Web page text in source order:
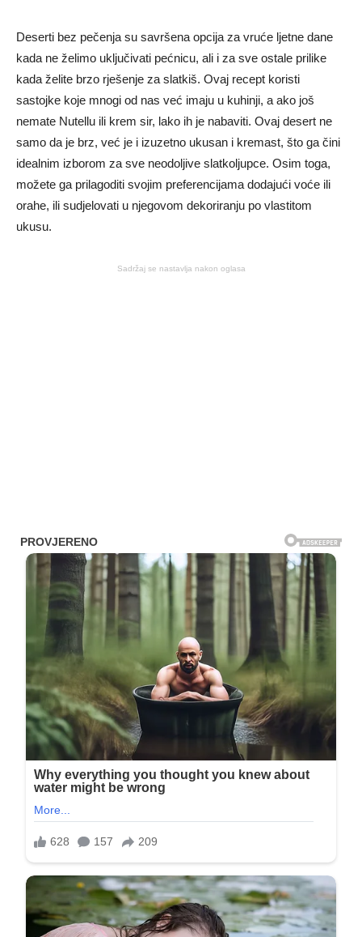
Deserti bez pečenja su savršena opcija za vruće ljetne dane
kada ne želimo uključivati pećnicu, ali i za sve ostale prilike
kada želite brzo rješenje za slatkiš. Ovaj recept koristi
sastojke koje mnogi od nas već imaju u kuhinji, a ako još
nemate Nutellu ili krem sir, lako ih je nabaviti. Ovaj desert ne
samo da je brz, već je i izuzetno ukusan i kremast, što ga čini
idealnim izborom za sve neodoljive slatkoljupce. Osim toga,
možete ga prilagoditi svojim preferencijama dodajući voće ili
orahe, ili sudjelovati u njegovom dekoriranju po vlastitom
ukusu.
Sadržaj se nastavlja nakon oglasa